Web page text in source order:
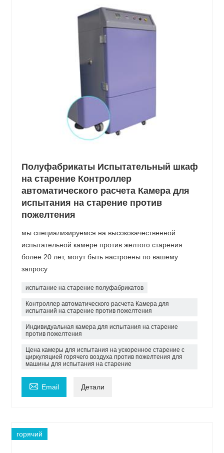
Полуфабрикаты Испытательный шкаф
на старение Контроллер
автоматического расчета Камера для
испытания на старение против
пожелтения
мы специализируемся на высококачественной
испытательной камере против желтого старения
более 20 лет, могут быть настроены по вашему
запросу
испытание на старение полуфабрикатов
Контроллер автоматического расчета Камера для
испытаний на старение против пожелтения
Индивидуальная камера для испытания на старение
против пожелтения
Цена камеры для испытания на ускоренное старение с
циркуляцией горячего воздуха против пожелтения для
машины для испытания на старение
 Email Детали
горячий